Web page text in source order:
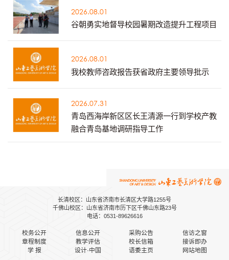
2026.08.01
谷朝勇实地督导校园暑期改造提升工程项目
2026.08.01
我校教师咨政报告获省政府主要领导批示
2026.07.31
青岛西海岸新区区长王清源一行到学校产教
融合青岛基地调研指导工作
长清校区：山东省济南市长清区大学路1255号
千佛山校区：山东省济南市历下区千佛山东路23号
电话：0531-89626616
校务公开 信息公开 采购公告
信访之窗
章程制度
教学评估 校长信箱
接诉即办
学 报
设计·中国 语委主页 网站地图